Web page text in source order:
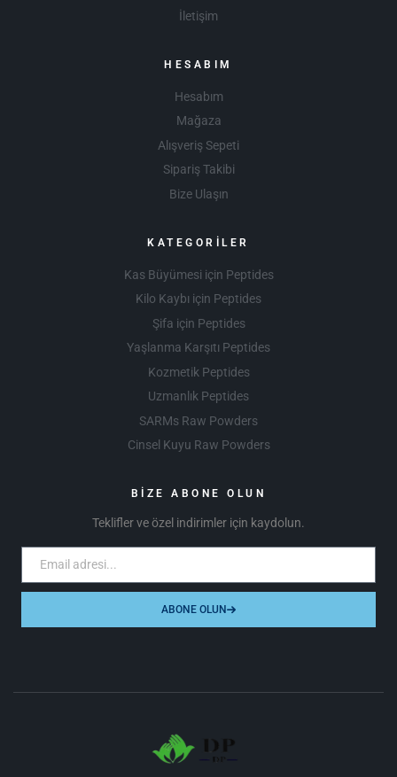
İletişim
HESABIM
Hesabım
Mağaza
Alışveriş Sepeti
Sipariş Takibi
Bize Ulaşın
KATEGORILER
Kas Büyümesi için Peptides
Kilo Kaybı için Peptides
Şifa için Peptides
Yaşlanma Karşıtı Peptides
Kozmetik Peptides
Uzmanlık Peptides
SARMs Raw Powders
Cinsel Kuyu Raw Powders
BİZE ABONE OLUN
Teklifler ve özel indirimler için kaydolun.
ABONE OLUN